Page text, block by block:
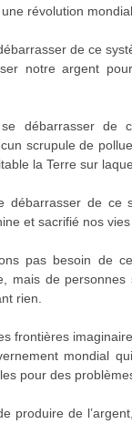
révolution
de ce
notre argent
débarrasser de
scrupule de
la Terre sur
débarrasser de ce
et sacrifié nos
pas besoin de
mais de
rien.
frontières
mondial
pour des
produire de